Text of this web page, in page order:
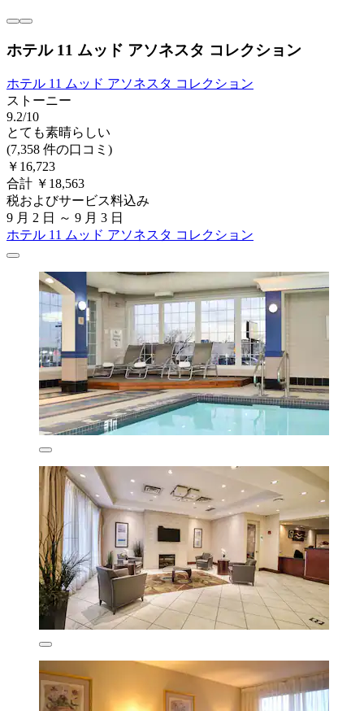
ホテル 11 ムッド アソネスタ コレクション
ホテル 11 ムッド アソネスタ コレクション
ストーニー
9.2/10
とても素晴らしい
(7,358 件の口コミ)
￥16,723
合計 ￥18,563
税およびサービス料込み
9 月 2 日 ～ 9 月 3 日
ホテル 11 ムッド アソネスタ コレクション